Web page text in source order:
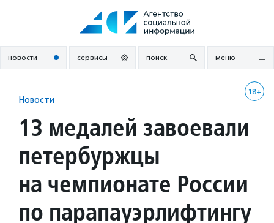
новости сервисы поиск меню
18+
Новости
13 медалей завоевали
петербуржцы
на чемпионате России
по парапауэрлифтингу